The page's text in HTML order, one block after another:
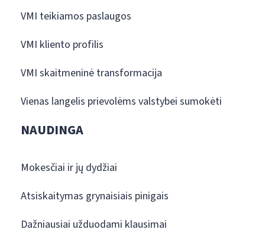
VMI teikiamos paslaugos
VMI kliento profilis
VMI skaitmeninė transformacija
Vienas langelis prievolėms valstybei sumokėti
NAUDINGA
Mokesčiai ir jų dydžiai
Atsiskaitymas grynaisiais pinigais
Dažniausiai užduodami klausimai